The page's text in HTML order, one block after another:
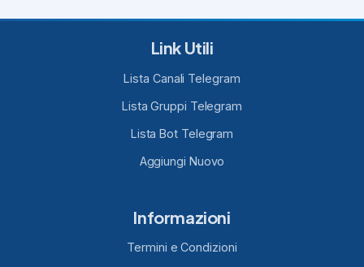
Link Utili
Lista Canali Telegram
Lista Gruppi Telegram
Lista Bot Telegram
Aggiungi Nuovo
Informazioni
Termini e Condizioni